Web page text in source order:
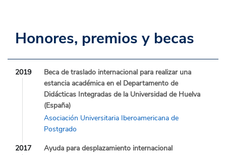
Honores, premios y becas
2019
Beca de traslado internacional para realizar una
estancia académica en el Departamento de
Didácticas Integradas de la Universidad de Huelva
(España)
Asociación Universitaria Iberoamericana de
Postgrado
2017
Ayuda para desplazamiento internacional